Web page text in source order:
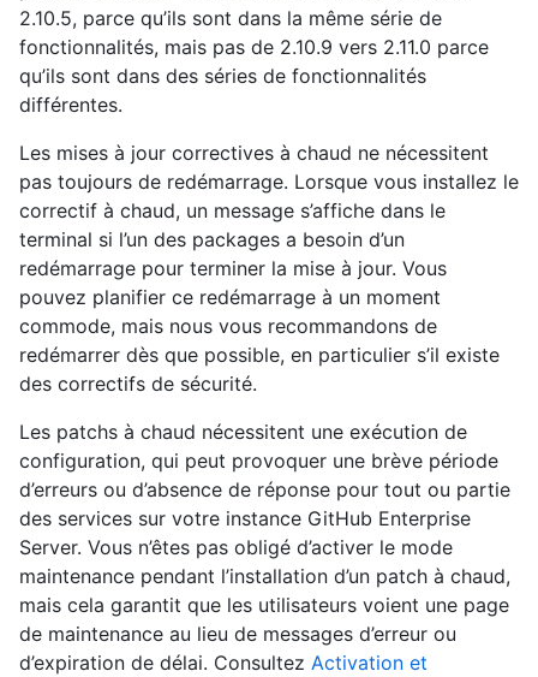
2.10.5, parce qu’ils sont dans la même série de
fonctionnalités, mais pas de 2.10.9 vers 2.11.0 parce
qu’ils sont dans des séries de fonctionnalités
différentes.
Les mises à jour correctives à chaud ne nécessitent
pas toujours de redémarrage. Lorsque vous installez le
correctif à chaud, un message s’affiche dans le
terminal si l’un des packages a besoin d’un
redémarrage pour terminer la mise à jour. Vous
pouvez planifier ce redémarrage à un moment
commode, mais nous vous recommandons de
redémarrer dès que possible, en particulier s’il existe
des correctifs de sécurité.
Les patchs à chaud nécessitent une exécution de
configuration, qui peut provoquer une brève période
d’erreurs ou d’absence de réponse pour tout ou partie
des services sur votre instance GitHub Enterprise
Server. Vous n’êtes pas obligé d’activer le mode
maintenance pendant l’installation d’un patch à chaud,
mais cela garantit que les utilisateurs voient une page
de maintenance au lieu de messages d’erreur ou
d’expiration de délai. Consultez Activation et